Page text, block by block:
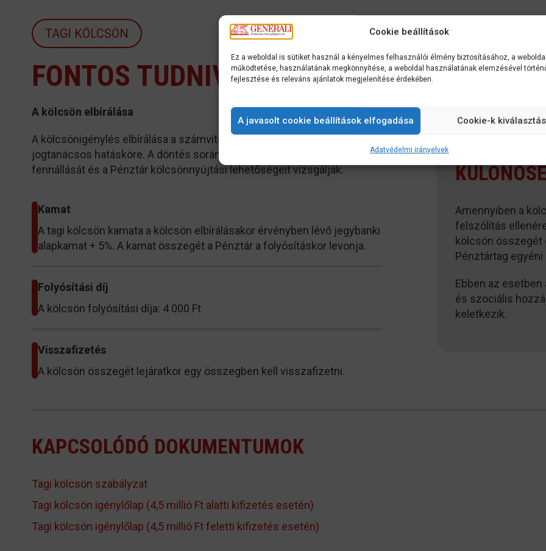
Cookie beállítások
Ez a weboldal is sütiket használ a kényelmes felhasználói élmény biztosításához, a weboldal
működtetése, használatának megkönnyítése, a weboldal használatának elemzésével
fejlesztése és releváns ajánlatok megjelenítése érdekében.
A javasolt cookie beállítások elfogadása Cookie-k
Adatvédelmi irányelvek
TAGI KÖLCSÖN
FONTOS TUDNIVALÓK
A kölcsön elbírálása
A kölcsönigénylés elbírálása a számviteli rendért felelős vezető, illetve a
jogtanácsos hatásköre. A döntés során a kölcsönnyújtás feltételeinek
fennállását és a Pénztár kölcsönnyújtási lehetőségeit vizsgálják.
Kamat
A tagi kölcsön kamata a kölcsön elbírálásakor érvényben lévő jegybanki
alapkamat + 5%. A kamat összegét a Pénztár a folyósításkor levonja.
Folyósítási díj
A kölcsön folyósítási díja: 4 000 Ft
Visszafizetés
A kölcsön összegét lejáratkor egy összegben kell visszafizetni.
Amennyiben a
felszólítás
kölcsön összegét
Pénztártag
Ebben az
és szociális
keletkezik.
KAPCSOLÓDÓ DOKUMENTUMOK
Tagi kölcsön szabályzat
Tagi kölcsön igénylőlap (4,5 millió Ft alatti kifizetés esetén)
Tagi kölcsön igénylőlap (4,5 millió Ft feletti kifizetés esetén)